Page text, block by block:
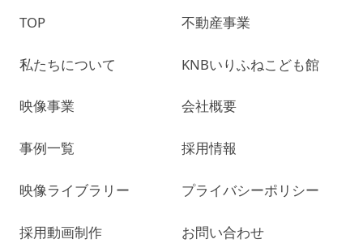
TOP
私たちについて
映像事業
事例一覧
映像ライブラリー
採用動画制作
不動産事業
KNBいりふねこども館
会社概要
採用情報
プライバシーポリシー
お問い合わせ